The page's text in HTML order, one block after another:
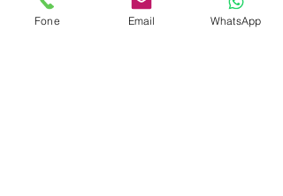
faixa e quando segurado
aumenta o volume. Possui:
Fone Email WhatsApp